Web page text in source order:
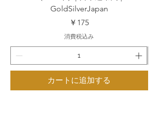
GoldSilverJapan
価格
￥175
消費税込み
カートに追加する